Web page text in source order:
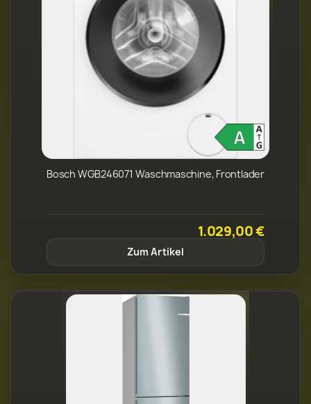
Bosch WGB246071 Waschmaschine, Frontlader
1.029,00 €
Zum Artikel